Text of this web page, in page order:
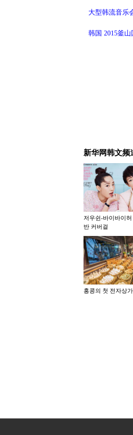
大型韩流音乐
韩国 2015釜
新华网韩文频
저우쉰-바이바이
반 커버걸
홍콩의 첫 전자상가